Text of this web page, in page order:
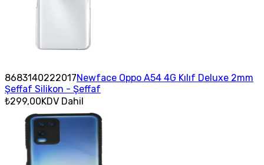
8683140222017Newface Oppo A54 4G Kılıf Deluxe 2mm
Şeffaf Silikon - Şeffaf
₺299,00KDV Dahil